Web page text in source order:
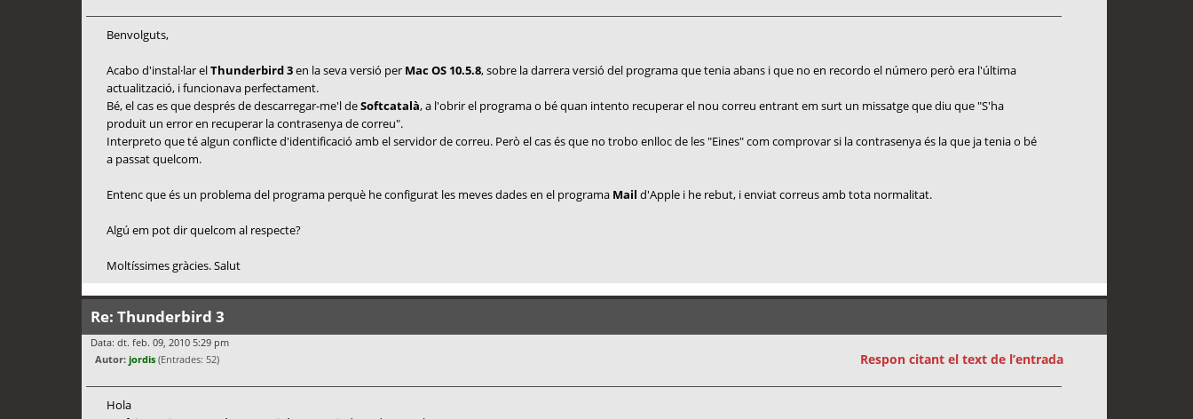
Benvolguts,
Acabo d'instal·lar elThunderbird 3en la seva versió per Mac OS 10.5.8, sobre la darrera versió del programa que tenia abans i que no en recordo el número però era l'última
actualització, i funcionava perfectament.
Bé, el cas es que després de descarregar-me'l deSoftcatalà, a l'obrir el programa o bé quan intento recuperar el nou correu entrant em surt un missatge que diu que "S'ha
produit un error en recuperar la contrasenya de correu".
Interpreto que té algun conflicte d'identificació amb el servidor de correu. Però el cas és que no trobo enlloc de les "Eines" com comprovar si la contrasenya és la que ja tenia o bé
a passat quelcom.
Entenc que és un problema del programa perquè he configurat les meves dades en el programa Mail d'Apple i he rebut, i enviat correus amb tota normalitat.
Algú em pot dir quelcom al respecte?
Moltíssimes gràcies. Salut
Re: Thunderbird 3
Data: dt. feb. 09, 2010 5:29 pm
Autor: jordis (Entrades: 52) Respon citant el text de l’entrada
Hola